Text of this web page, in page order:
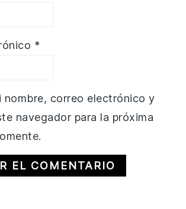
*
nombre, correo electrónico y
navegador para la próxima